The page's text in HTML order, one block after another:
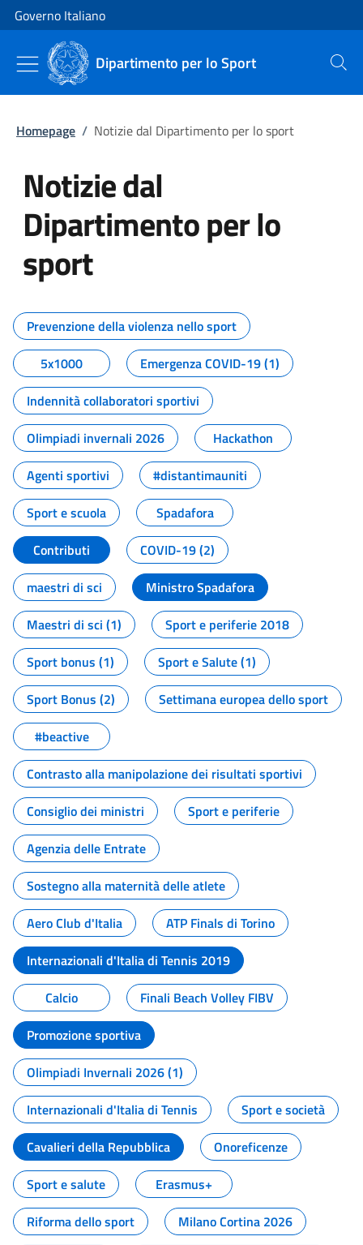
Vai al contenuto
Vai alla navigazione del sito
Governo Italiano
Dipartimento per lo Sport Cerca
Homepage / Notizie dal Dipartimento per lo sport
Notizie dal
Dipartimento per lo
sport
Tutti i contenuti della pagina
Prevenzione della violenza nello sport
5x1000
Emergenza COVID-19 (1)
Indennità collaboratori sportivi
Olimpiadi invernali 2026
Hackathon
Agenti sportivi
#distantimauniti
Sport e scuola
Spadafora
Contributi
COVID-19 (2)
maestri di sci
Ministro Spadafora
Maestri di sci (1)
Sport e periferie 2018
Sport bonus (1)
Sport e Salute (1)
Sport Bonus (2)
Settimana europea dello sport
#beactive
Contrasto alla manipolazione dei risultati sportivi
Consiglio dei ministri
Sport e periferie
Agenzia delle Entrate
Sostegno alla maternità delle atlete
Aero Club d'Italia
ATP Finals di Torino
Internazionali d'Italia di Tennis 2019
Calcio
Finali Beach Volley FIBV
Promozione sportiva
Olimpiadi Invernali 2026 (1)
Internazionali d'Italia di Tennis
Sport e società
Cavalieri della Repubblica
Onoreficenze
Sport e salute
Erasmus+
Riforma dello sport
Milano Cortina 2026